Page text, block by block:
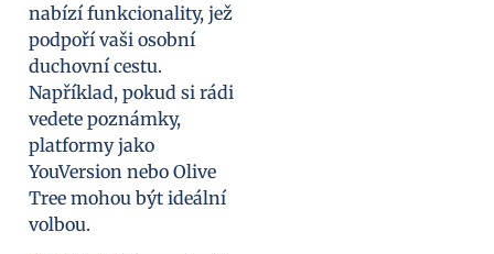
nabízí funkcionality, jež
podpoří vaši osobní
duchovní cestu.
Například, pokud si rádi
vedete poznámky,
platformy jako
YouVersion nebo Olive
Tree mohou být ideální
volbou.